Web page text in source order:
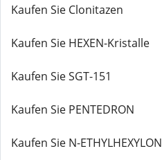
Kaufen Sie Clonitazen
Kaufen Sie HEXEN-Kristalle
Kaufen Sie SGT-151
Kaufen Sie PENTEDRON
Kaufen Sie N-ETHYLHEXYLON